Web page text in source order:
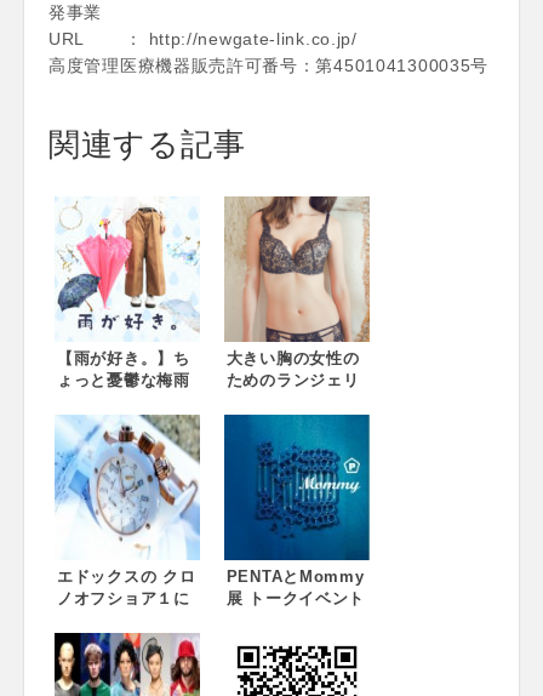
発事業
URL ： http://newgate-link.co.jp/
高度管理医療機器販売許可番号：第4501041300035号
関連する記事
【雨が好き。】ち
ょっと憂鬱な梅雨
ィレヴァンオンラ
インで雨特集スタ
ート！ 雨の日が楽
しくなる！人気の
傘やレインコート
などの雨グッズ、
雨モチーフのアク
セサリーなど盛り
だくさん！
大きい胸の女性の
ためのランジェリ
ップのランジェリ
ーを11月23日に販
売開始！ グラマー
女子(E～Iカップ)の
バストをもっと美
エドックスの クロ
ノオフショア１に
新登場！
PENTAとMommy
展 トークイベント
sat 18:00-
20:00（※PENTA
とMommy展は